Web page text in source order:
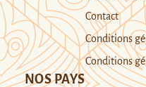
Contact
Conditions
Conditions
NOS PAYS